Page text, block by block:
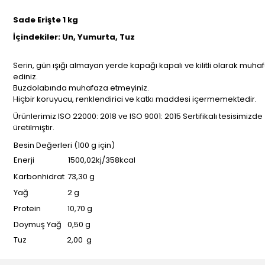
Sade Erişte 1 kg
İçindekiler: Un, Yumurta, Tuz
Serin, gün ışığı almayan yerde kapağı kapalı ve kilitli olarak
ediniz.
Buzdolabında muhafaza etmeyiniz.
Hiçbir koruyucu, renklendirici ve katkı maddesi içermemektedir.
Ürünlerimiz ISO 22000: 2018 ve ISO 9001: 2015 Sertifikalı tesisimizde
üretilmiştir.
Besin Değerleri (100 g için)
Enerji
1500,02kj/358kcal
Karbonhidrat 73,30 g
Yağ
2 g
Protein
10,70 g
Doymuş Yağ 0,50 g
Tuz
2,00 g